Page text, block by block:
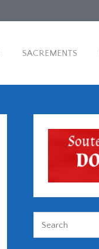
SACREMENTS